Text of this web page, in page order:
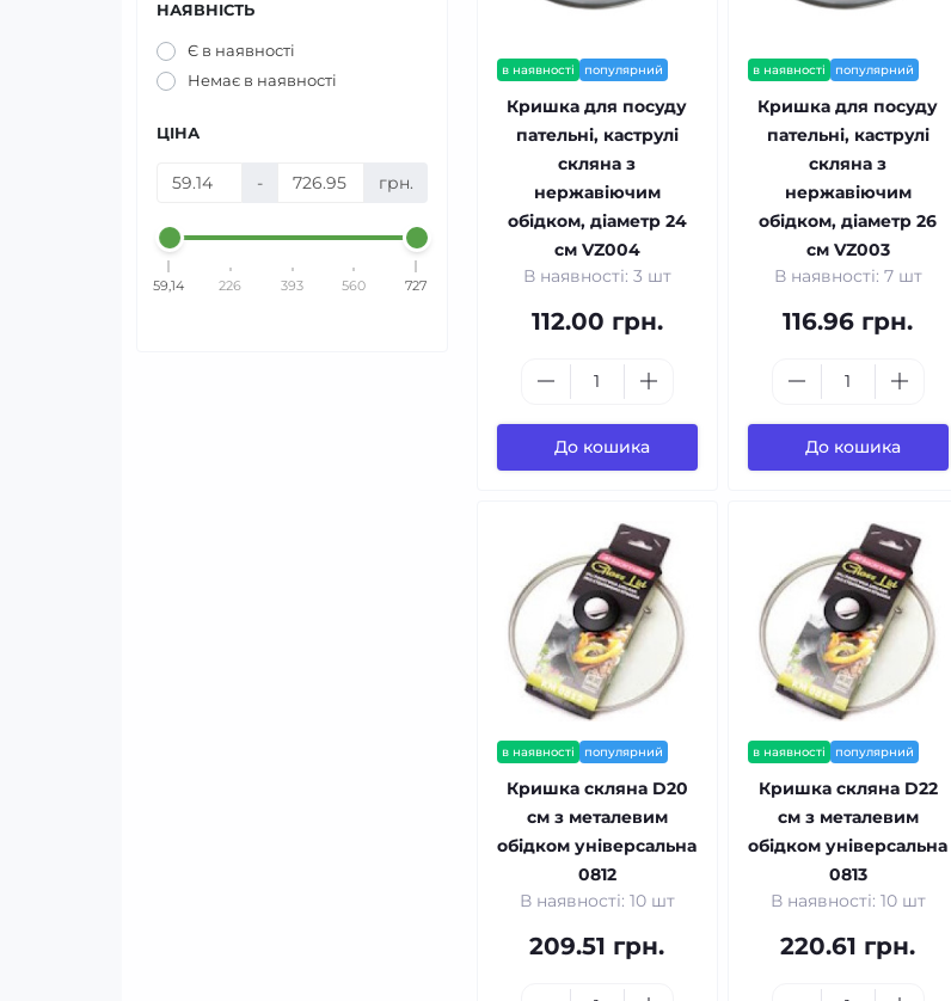
НАЯВНІСТЬ
Є в наявності
Немає в наявності
ЦІНА
- грн.
59,14 226 393 560 727
в наявності популярний
Кришка для посуду
пательні, каструлі
скляна з
нержавіючим
обідком, діаметр 24
см VZ004
В наявності: 3 шт
112.00 грн.
До кошика
в наявності популярний
Кришка для посуду
пательні, каструлі
скляна з
нержавіючим
обідком, діаметр 26
см VZ003
В наявності: 7 шт
116.96 грн.
До кошика
в наявності популярний
Кришка скляна D20
см з металевим
обідком універсальна
0812
В наявності: 10 шт
209.51 грн.
в наявності популярний
Кришка скляна D22
см з металевим
обідком універсальна
0813
В наявності: 10 шт
220.61 грн.